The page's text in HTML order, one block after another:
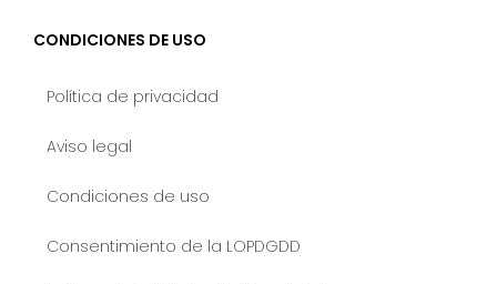
CONDICIONES DE USO
Política de privacidad
Aviso legal
Condiciones de uso
Consentimiento de la LOPDGDD